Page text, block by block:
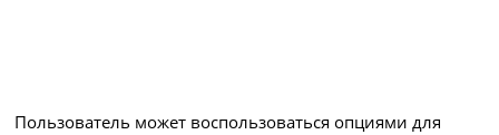
Пользователь может воспользоваться опциями для